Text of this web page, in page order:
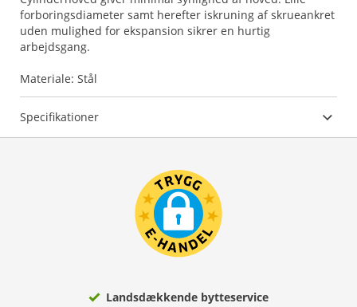
forboringsdiameter samt herefter iskruning af skrueankret
uden mulighed for ekspansion sikrer en hurtig
arbejdsgang.
Materiale: Stål
Specifikationer
Landsdækkende bytteservice